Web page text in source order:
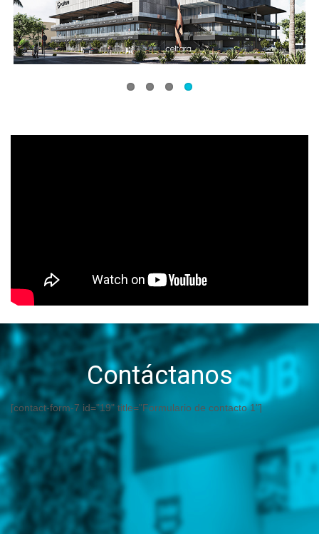
Contáctanos
[contact-form-7 id="19" title="Formulario de contacto 1"]